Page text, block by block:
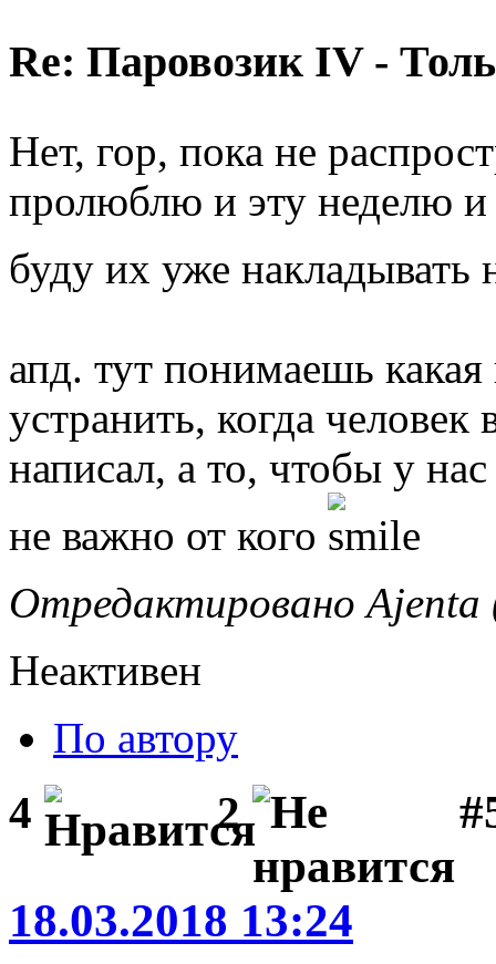
Re: Паровозик IV -
Нет, гор, пока не
пролюблю и эту неделю и
буду их уже накладывать
апд. тут понимаешь
устранить, когда человек
написал, а то, чтобы у
не важно от кого
Отредактировано Ajenta
Неактивен
По автору
4 2
18.03.2018 13:24